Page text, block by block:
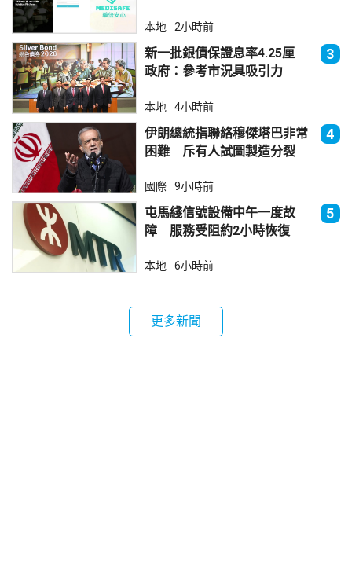
本地 2小時前
新一批銀債保證息率4.25厘
政府：參考市況具吸引力
3
本地 4小時前
伊朗總統指聯絡穆傑塔巴非常
困難 斥有人試圖製造分裂
4
國際 9小時前
屯馬綫信號設備中午一度故
障 服務受阻約2小時恢復
5
本地 6小時前
更多新聞